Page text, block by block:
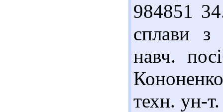
984851
сплави з
навч.
техн. ун-